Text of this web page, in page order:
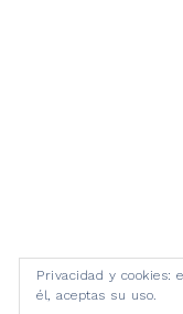
Privacidad y cookies:
él, aceptas su uso.